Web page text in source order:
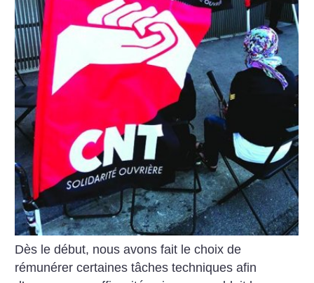
Dès le début, nous avons fait le choix de
rémunérer certaines tâches techniques afin